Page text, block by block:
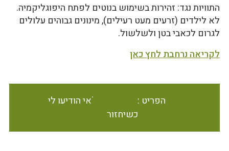
התוויות נגד: זהירות בשימוש בנוטים לפתח היפוגליקמיה.
לא לילדים (זרעים מעט רעילים), מינונים גבוהים עלולים
לגרום לכאבי בטן ולשלשול.
לקריאה נרחבת לחץ כאן
הפריט אינו זמין במלאי הודיעו לי
כשיחזור